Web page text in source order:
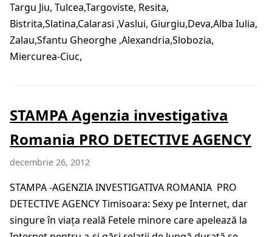
Targu Jiu, Tulcea,Targoviste, Resita,
Bistrita,Slatina,Calarasi ,Vaslui, Giurgiu,Deva,Alba Iulia,
Zalau,Sfantu Gheorghe ,Alexandria,Slobozia,
Miercurea-Ciuc,
STAMPA Agenzia investigativa
Romania PRO DETECTIVE AGENCY
decembrie 26, 2012
STAMPA -AGENZIA INVESTIGATIVA ROMANIA PRO
DETECTIVE AGENCY Timisoara: Sexy pe Internet, dar
singure în viaţa reală Fetele minore care apelează la